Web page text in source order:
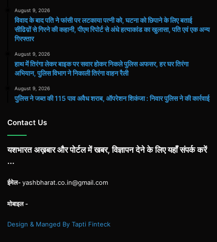
August 9, 2026
विवाद के बाद पति ने फांसी पर लटकाया पत्नी को, घटना को छिपाने के लिए बताई
सीढिय़ों से गिरने की कहानी, पीएम रिपोर्ट से अंधे हत्याकांड का खुलासा, पति एवं एक अन्य
गिरफ्तार
August 9, 2026
हाथ मेंं तिरंगा लेकर बाइक पर सवार होकर निकले पुलिस अफसर, हर घर तिरंगा
अभियान, पुलिस विभाग ने निकाली तिरंगा वाहन रैली
August 9, 2026
पुलिस ने जब्त की 115 पाव अवैध शराब, ऑपरेशन शिकंजा : निवार पुलिस ने की कार्रवाई
Contact Us
यशभारत अख़बार और पोर्टल में खबर, विज्ञापन देने के लिए यहाँ संपर्क करें
...
ईमेल-yashbharat.co.in@gmail.com
मोबाइल -
Design & Manged By Tapti Finteck